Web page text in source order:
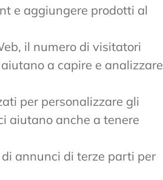
e aggiungere prodotti al
il numero di visitatori
a capire e analizzare
per personalizzare gli
aiutano anche a tenere
annunci di terze parti per